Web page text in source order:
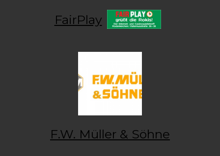
FairPlay
F.W. Müller & Söhne